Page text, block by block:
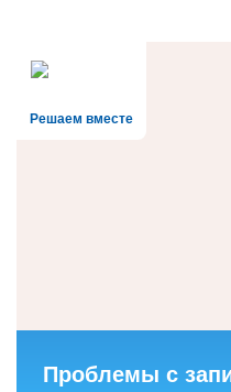
Решаем вместе
Проблемы с